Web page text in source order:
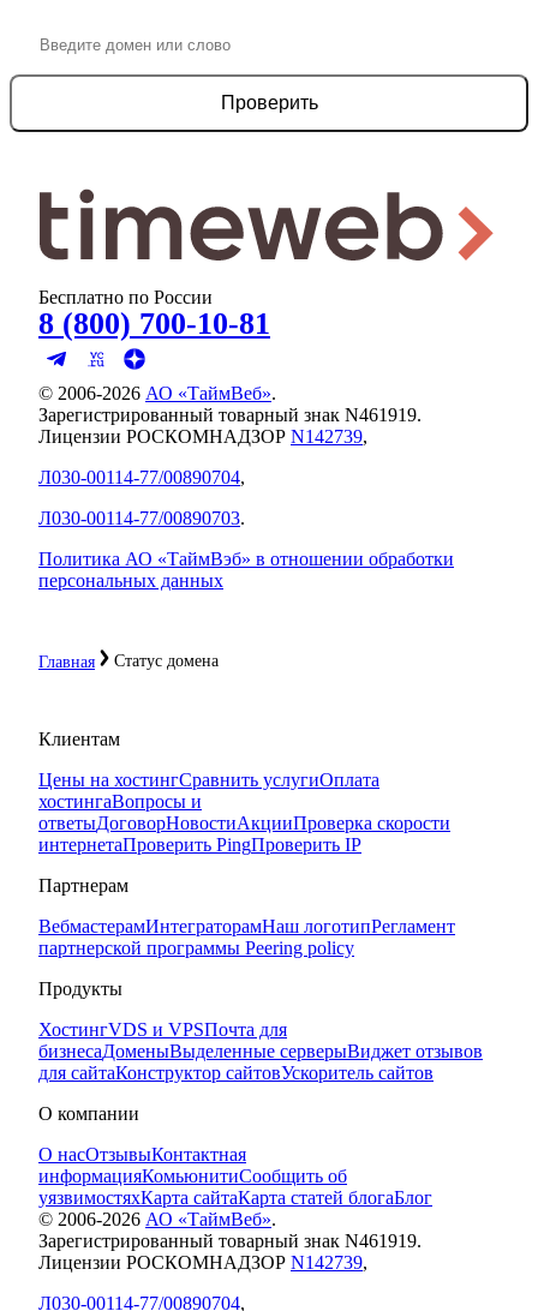
Проверить
Главная Статус домена
Бесплатно по России
8 (800) 700-10-81
© 2006-2026 АО «ТаймВеб».
Зарегистрированный товарный знак N461919.
Лицензии РОСКОМНАДЗОР N142739,
Л030-00114-77/00890704,
Л030-00114-77/00890703.
Политика АО «ТаймВэб» в отношении обработки
персональных данных
Клиентам
Цены на хостингСравнить услугиОплата
хостингаВопросы и
ответыДоговорНовостиАкцииПроверка скорости
интернетаПроверить PingПроверить IP
Партнерам
ВебмастерамИнтеграторамНаш логотипРегламент
партнерской программы Peering policy
Продукты
ХостингVDS и VPSПочта для
бизнесаДоменыВыделенные серверыВиджет отзывов
для сайтаКонструктор сайтовУскоритель сайтов
О компании
О насОтзывыКонтактная
информацияКомьюнитиСообщить об
уязвимостяхКарта сайтаКарта статей блогаБлог
© 2006-2026 АО «ТаймВеб».
Зарегистрированный товарный знак N461919.
Лицензии РОСКОМНАДЗОР N142739,
Л030-00114-77/00890704,